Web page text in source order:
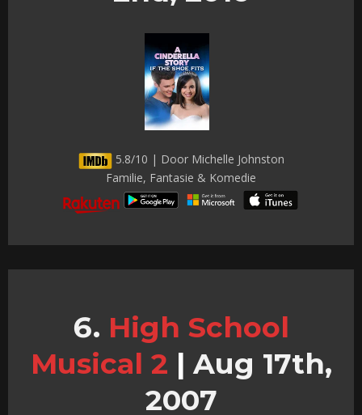
5.8/10 | Door Michelle Johnston
Familie, Fantasie & Komedie
High School
Musical 2 | Aug 17th,
2007